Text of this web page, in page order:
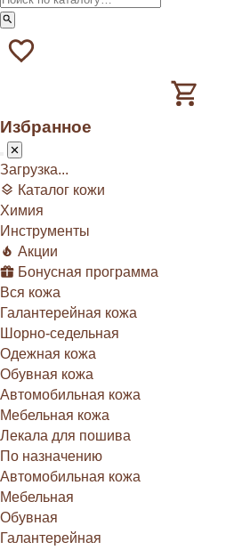
Избранное
Загрузка...
Каталог кожи
Химия
Инструменты
Акции
Бонусная программа
Вся кожа
Галантерейная кожа
Шорно-седельная
Одежная кожа
Обувная кожа
Автомобильная кожа
Мебельная кожа
Лекала для пошива
По назначению
Автомобильная кожа
Мебельная
Обувная
Галантерейная